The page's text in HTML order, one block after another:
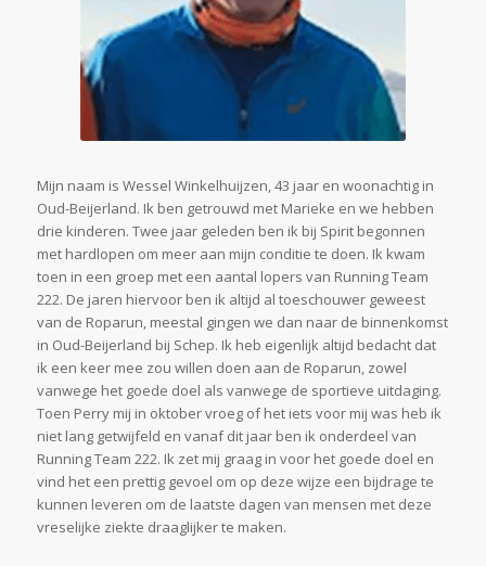
Mijn naam is Wessel Winkelhuijzen, 43 jaar en woonachtig in
Oud-Beijerland. Ik ben getrouwd met Marieke en we hebben
drie kinderen. Twee jaar geleden ben ik bij Spirit begonnen
met hardlopen om meer aan mijn conditie te doen. Ik kwam
toen in een groep met een aantal lopers van Running Team
222. De jaren hiervoor ben ik altijd al toeschouwer geweest
van de Roparun, meestal gingen we dan naar de binnenkomst
in Oud-Beijerland bij Schep. Ik heb eigenlijk altijd bedacht dat
ik een keer mee zou willen doen aan de Roparun, zowel
vanwege het goede doel als vanwege de sportieve uitdaging.
Toen Perry mij in oktober vroeg of het iets voor mij was heb ik
niet lang getwijfeld en vanaf dit jaar ben ik onderdeel van
Running Team 222. Ik zet mij graag in voor het goede doel en
vind het een prettig gevoel om op deze wijze een bijdrage te
kunnen leveren om de laatste dagen van mensen met deze
vreselijke ziekte draaglijker te maken.